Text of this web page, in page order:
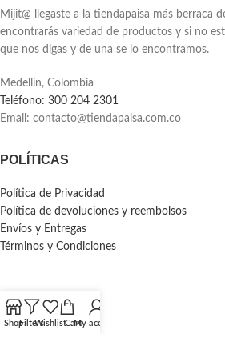
Mijit@ llegaste a la tiendapaisa más berraca
encontrarás variedad de productos y si no
que nos digas y de una se lo encontramos.
Medellín, Colombia
Teléfono: 300 204 2301
Email: contacto@tiendapaisa.com.co
POLÍTICAS
Política de Privacidad
Política de devoluciones y reembolsos
Envíos y Entregas
Términos y Condiciones
ShopFiltersWishlistCartMy account